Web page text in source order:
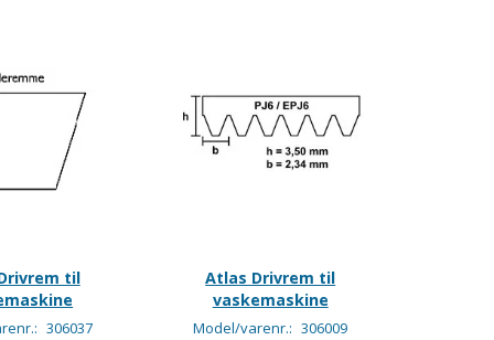
til
306037
Atlas Drivrem til
vaskemaskine
Model/varenr.: 306009